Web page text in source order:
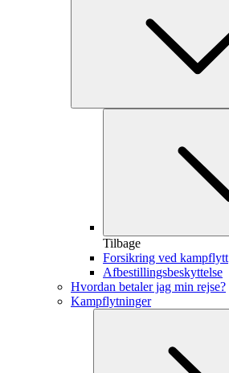
Tilbage
Forsikring ved kampflytt
Afbestillingsbeskyttelse
Hvordan betaler jag min rejse?
Kampflytninger